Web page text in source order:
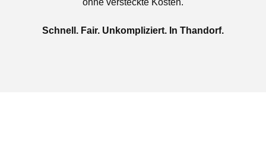
ohne versteckte Kosten.
Schnell. Fair. Unkompliziert. In Thandorf.